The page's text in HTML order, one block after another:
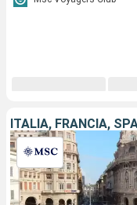
ITALIA, FRANCIA,